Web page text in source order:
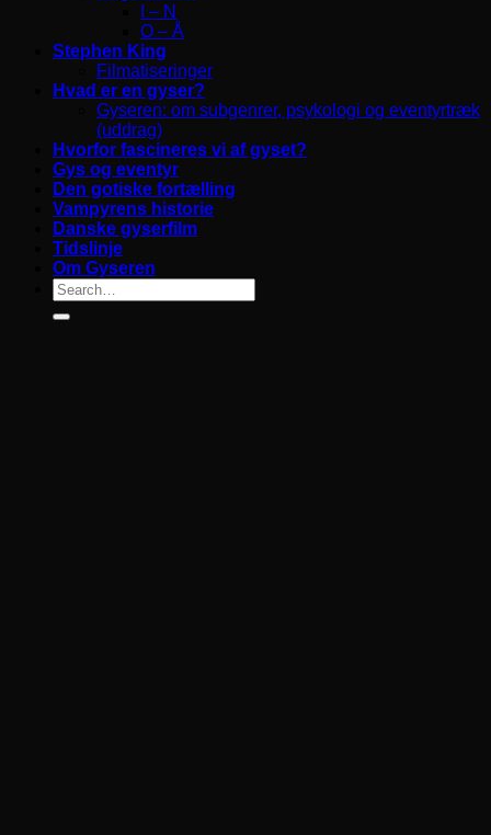
I – N
O – Å
Stephen King
Filmatiseringer
Hvad er en gyser?
Gyseren: om subgenrer, psykologi og eventyrtræk
(uddrag)
Hvorfor fascineres vi af gyset?
Gys og eventyr
Den gotiske fortælling
Vampyrens historie
Danske gyserfilm
Tidslinje
Om Gyseren